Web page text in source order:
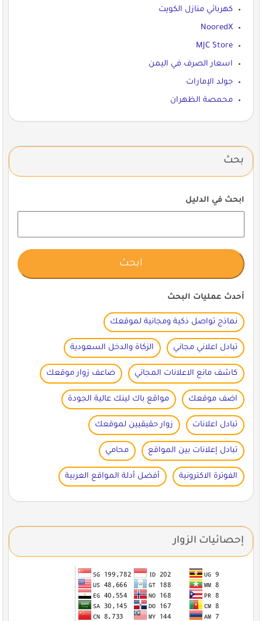
كهربائي منازل الكويت
NooredX
MJC Store
اسعار الصرف في اليمن
جولد الإمارات
محمصة الظهران
بحث
ابحث في الدليل
أحدث عمليات البحث
نماذج تواصل ذكية ومجانية لموقعك
تبادل اعلاني مجاني الزكاة والدخل السعودية
كاشف مانع الاعلانات المجاني ضاعف زوار موقعك
اضف موقعك مواقع باك لينك عالية الجودة
تبادل اعلانات زوار حقيقيين لموقعك
تبادل إعلانات بين المواقع محامي
الفوترة الاكترونية أفضل أدلة المواقع العربية
إحصائيات الزوار